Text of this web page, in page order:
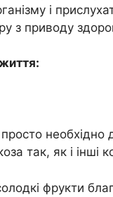
і
з приводу
так, як і інші
фрукти